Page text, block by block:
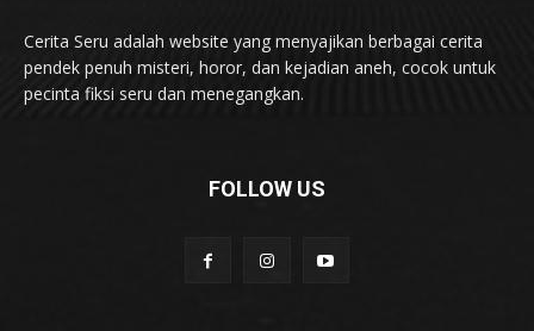
Cerita Seru adalah website yang menyajikan berbagai cerita
pendek penuh misteri, horor, dan kejadian aneh, cocok untuk
pecinta fiksi seru dan menegangkan.
FOLLOW US